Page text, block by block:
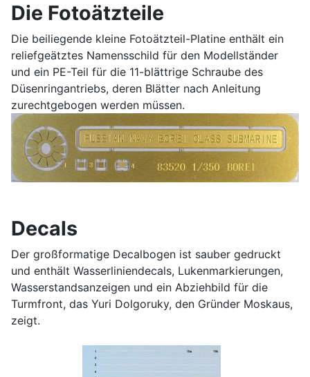
Die Fotoätzteile
Die beiliegende kleine Fotoätzteil-Platine enthält ein
reliefgeätztes Namensschild für den Modellständer
und ein PE-Teil für die 11-blättrige Schraube des
Düsenringantriebs, deren Blätter nach Anleitung
zurechtgebogen werden müssen.
Decals
Der großformatige Decalbogen ist sauber gedruckt
und enthält Wasserliniendecals, Lukenmarkierungen,
Wasserstandsanzeigen und ein Abziehbild für die
Turmfront, das Yuri Dolgoruky, den Gründer Moskaus,
zeigt.